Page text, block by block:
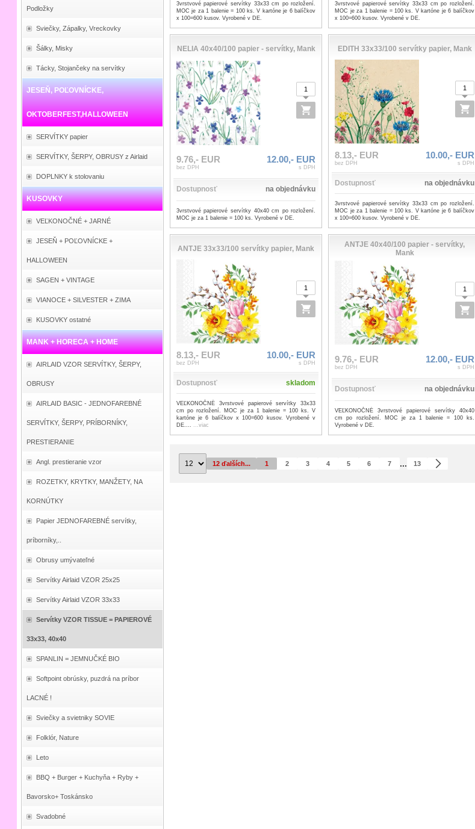
Podložky
Sviečky, Zápalky, Vreckovky
Šálky, Misky
Tácky, Stojančeky na servítky
JESEŇ, POĽOVNÍCKE,
OKTOBERFEST,HALLOWEEN
SERVÍTKY papier
SERVÍTKY, ŠERPY, OBRUSY z Airlaid
DOPLNKY k stolovaniu
KUSOVKY
VEĽKONOČNÉ + JARNÉ
JESEŇ + POĽOVNÍCKE +
HALLOWEEN
SAGEN + VINTAGE
VIANOCE + SILVESTER + ZIMA
KUSOVKY ostatné
MANK + HORECA + HOME
AIRLAID VZOR SERVÍTKY, ŠERPY,
OBRUSY
AIRLAID BASIC - JEDNOFAREBNÉ
SERVÍTKY, ŠERPY, PRÍBORNÍKY,
PRESTIERANIE
Angl. prestieranie vzor
ROZETKY, KRYTKY, MANŽETY, NA
KORNÚTKY
Papier JEDNOFAREBNÉ servítky,
príborníky,..
Obrusy umývateľné
Servítky Airlaid VZOR 25x25
Servítky Airlaid VZOR 33x33
Servítky VZOR TISSUE = PAPIEROVÉ
33x33, 40x40
SPANLIN = JEMNUČKÉ BIO
Softpoint obrúsky, puzdrá na príbor
LACNÉ !
Sviečky a svietniky SOVIE
Folklór, Nature
Leto
BBQ + Burger + Kuchyňa + Ryby +
Bavorsko+ Toskánsko
Svadobné
3vrstvové papierové servítky 33x33 cm po rozložení.
MOC je za 1 balenie = 100 ks. V kartóne je 6 balíčkov
x 100=600 kusov. Vyrobené v DE.
3vrstvové papierové servítky 33x33 cm po rozložení.
MOC je za 1 balenie = 100 ks. V kartóne je 6 balíčkov
x 100=600 kusov. Vyrobené v DE.
NELIA 40x40/100 papier - servítky, Mank
9.76,- EUR
bez DPH
12.00,- EUR
s DPH
Dostupnosť na objednávku
3vrstvové papierové servítky 40x40 cm po rozložení.
MOC je za 1 balenie = 100 ks. Vyrobené v DE.
EDITH 33x33/100 servítky papier, Mank
8.13,- EUR
bez DPH
10.00,- EUR
s DPH
Dostupnosť na objednávku
3vrstvové papierové servítky 33x33 cm po rozložení.
MOC je za 1 balenie = 100 ks. V kartóne je 6 balíčkov
x 100=600 kusov. Vyrobené v DE.
ANTJE 33x33/100 servítky papier, Mank
8.13,- EUR
bez DPH
10.00,- EUR
s DPH
Dostupnosť skladom
VEĽKONOČNÉ 3vrstvové papierové servítky 33x33
cm po rozložení. MOC je za 1 balenie = 100 ks. V
kartóne je 6 balíčkov x 100=600 kusov. Vyrobené v
DE.... ...viac
ANTJE 40x40/100 papier - servítky,
Mank
9.76,- EUR
bez DPH
12.00,- EUR
s DPH
Dostupnosť na objednávku
VEĽKONOČNÉ 3vrstvové papierové servítky 40x40
cm po rozložení. MOC je za 1 balenie = 100 ks.
Vyrobené v DE.
12 ďalších... 1 2 3 4 5 6 7 ... 13